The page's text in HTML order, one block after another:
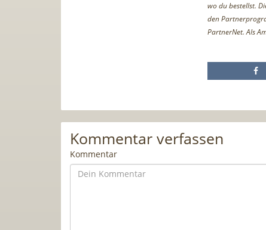
wo du bestellst.
den
PartnerNet. Als
Kommentar verfassen
Kommentar